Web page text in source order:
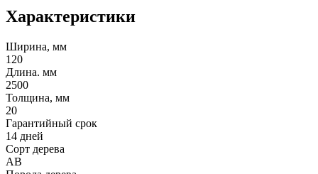
Характеристики
Ширина, мм
120
Длина. мм
2500
Толщина, мм
20
Гарантийный срок
14 дней
Сорт дерева
АВ